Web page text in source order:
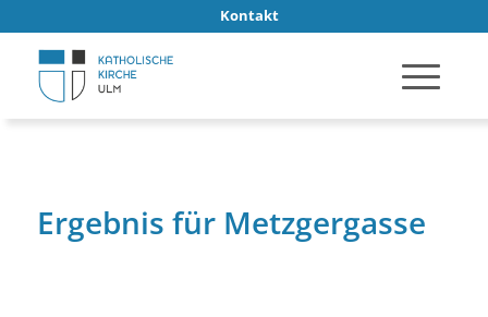
Kontakt
Ergebnis für Metzgergasse